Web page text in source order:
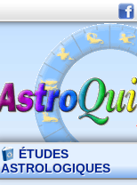
ÉTUDES
ASTROLOGIQUES